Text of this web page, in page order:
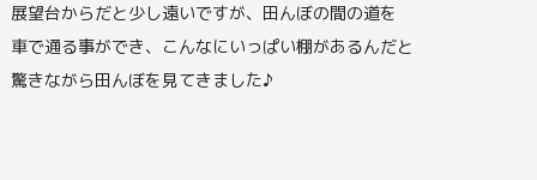
展望台からだと少し遠いですが、田んぼの間の道を
車で通る事ができ、こんなにいっぱい棚があるんだと
驚きながら田んぼを見てきました♪